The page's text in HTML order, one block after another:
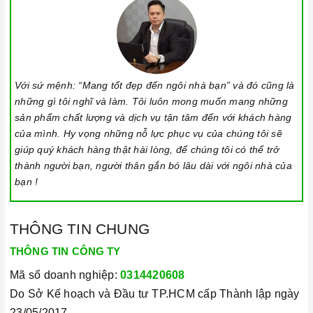
Tính năng an toàn
vô hiệu hóa. Khi bảng điều khiển bị khóa có nghĩa ngay
cả nút nguồn cũng không thể chạm để tắt. Nhưng nếu rút
nguồn điện ngay khi bếp đang hoạt động không tốt cho
Với sứ mệnh: “Mang tốt đẹp đến ngôi nhà bạn” và đó cũng là
những gì tôi nghĩ và làm. Tôi luôn mong muốn mang những
sản phẩm chất lượng và dịch vụ tận tâm đến với khách hàng
của mình. Hy vọng những nỗ lực phục vụ của chúng tôi sẽ
giúp quý khách hàng thật hài lòng, để chúng tôi có thể trở
thành người bạn, người thân gắn bó lâu dài với ngôi nhà của
bạn !
THÔNG TIN CHUNG
THÔNG TIN CÔNG TY
Mã số doanh nghiệp: 0314420608
Do Sở Kế hoạch và Đầu tư TP.HCM cấp Thành lập ngày